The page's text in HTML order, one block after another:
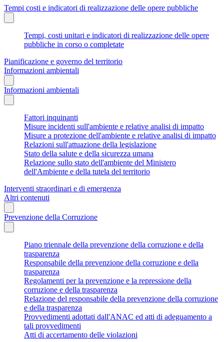
Tempi costi e indicatori di realizzazione delle opere pubbliche
Tempi, costi unitari e indicatori di realizzazione delle opere
pubbliche in corso o completate
Pianificazione e governo del territorio
Informazioni ambientali
Informazioni ambientali
Fattori inquinanti
Misure incidenti sull'ambiente e relative analisi di impatto
Misure a protezione dell'ambiente e relative analisi di impatto
Relazioni sull'attuazione della legislazione
Stato della salute e della sicurezza umana
Relazione sullo stato dell'ambiente del Ministero
dell'Ambiente e della tutela del territorio
Interventi straordinari e di emergenza
Altri contenuti
Prevenzione della Corruzione
Piano triennale della prevenzione della corruzione e della
trasparenza
Responsabile della prevenzione della corruzione e della
trasparenza
Regolamenti per la prevenzione e la repressione della
corruzione e della trasparenza
Relazione del responsabile della prevenzione della corruzione
e della trasparenza
Provvedimenti adottati dall'ANAC ed atti di adeguamento a
tali provvedimenti
Atti di accertamento delle violazioni